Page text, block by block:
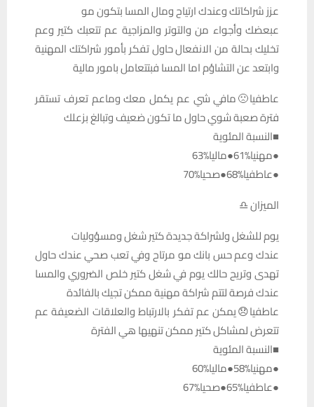
عزز شراكاتك وعندك ارتياح ومال المسا بتكون مو
عبعضك وأجواء من والتوتر والمزاجية عم تتعبك كتير وعم
تخليك بحالة من الانفعال حاول تفكر بأمور شراكتك المهنية
وابتعد عن التشاؤم اما المسا فبتتعامل بامور مالية
عاطفيا🙁مافي شي عم يكمل معك وماعم تعرف تستقر
فترة صعبة شوي حاول ما تكون ضعيف وتبالغ بزعلك
■النسبة المئوية
●مهنيا%61●ماليا%63
●عاطفيا%68●صحيا%70
الميزان ♎
يوم للشغل ولشراكة جديدة كتير شغل ومسؤوليات
عندك وعم حس بانك مو مرتاح وفي تعب صحي عندك حاول
تهدى وتريح حالك يوم في شغل كتير خلص الضروري والمسا
عندك فرصة لتتم شراكة مهنية ممكن تجيك بالفائدة
عاطفيا😞يمكن عم تفكر بالارتباط والعلاقات الضعيفة عم
تتعرض لمشاكل كتير ممكن تنهيها هي الفترة
■النسبة المئوية
●مهنيا%58●ماليا%60
●عاطفيا%65●صحيا%67